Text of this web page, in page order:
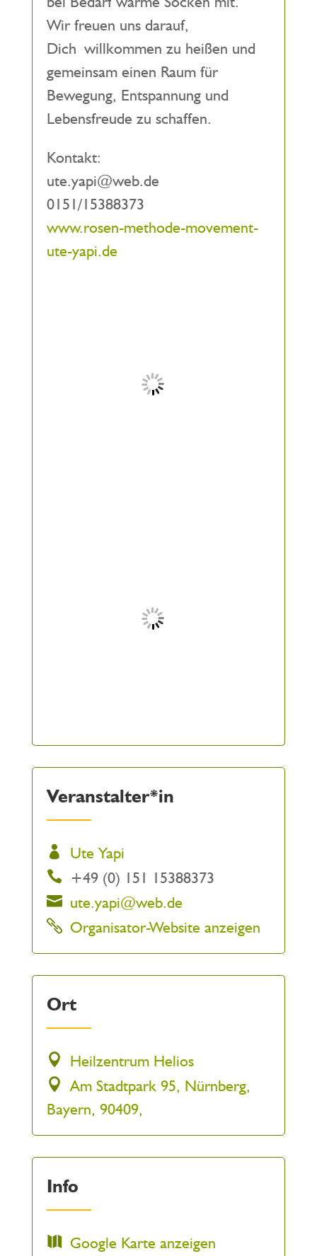
Wir freuen uns darauf,
Dich willkommen zu heißen und
gemeinsam einen Raum für
Bewegung, Entspannung und
Lebensfreude zu schaffen.
Kontakt:
ute.yapi@web.de
0151/15388373
www.rosen-methode-movement-
ute-yapi.de
Veranstalter*in
Ute Yapi
+49 (0) 151 15388373
ute.yapi@web.de
Organisator-Website anzeigen
Ort
Heilzentrum Helios
Am Stadtpark 95, Nürnberg,
Bayern, 90409,
Info
Google Karte anzeigen